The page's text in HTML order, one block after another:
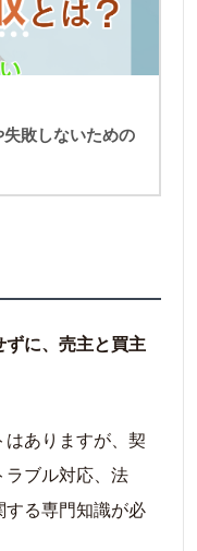
敗しないための
に、売主と買主
ありますが、契
ブル対応、法
る専門知識が必